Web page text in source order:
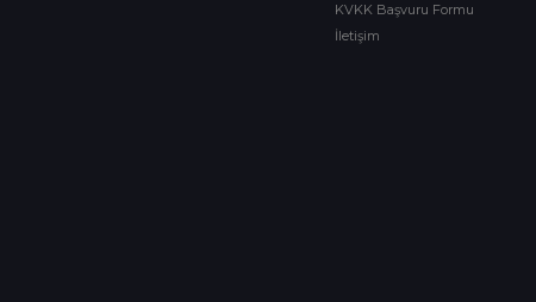
KVKK Başvuru Formu
İletişim